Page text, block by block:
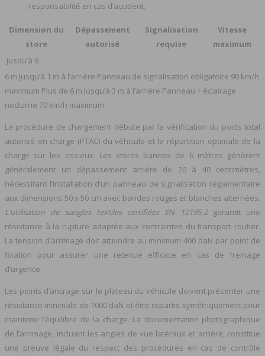
responsabilité en cas d’accident.
Dimension du
store
Dépassement
autorisé
Signalisation
requise
Vitesse
maximum
Jusqu’à 6
6 m Jusqu’à 1 m à l’arrière Panneau de signalisation obligatoire 90 km/h
maximum Plus de 6 m Jusqu’à 3 m à l’arrière Panneau + éclairage
nocturne 70 km/h maximum
La procédure de chargement débute par la vérification du poids total
autorisé en charge (PTAC) du véhicule et la répartition optimale de la
charge sur les essieux. Les stores bannes de 6 mètres génèrent
généralement un dépassement arrière de 20 à 40 centimètres,
nécessitant l’installation d’un panneau de signalisation réglementaire
aux dimensions 50 x 50 cm avec bandes rouges et blanches alternées.
L’utilisation de sangles textiles certifiées EN 12195-2garantit une
résistance à la rupture adaptée aux contraintes du transport routier.
La tension d’arrimage doit atteindre au minimum 400 daN par point de
fixation pour assurer une retenue efficace en cas de freinage
d’urgence.
Les points d’ancrage sur le plateau du véhicule doivent présenter une
résistance minimale de 1000 daN et être répartis symétriquement pour
maintenir l’équilibre de la charge. La documentation photographique
de l’arrimage, incluant les angles de vue latéraux et arrière, constitue
une preuve légale du respect des procédures en cas de contrôle